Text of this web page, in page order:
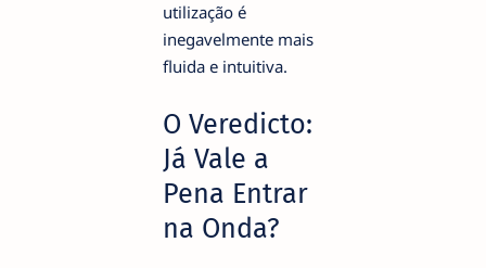
utilização é
inegavelmente mais
fluida e intuitiva.
O Veredicto:
Já Vale a
Pena Entrar
na Onda?